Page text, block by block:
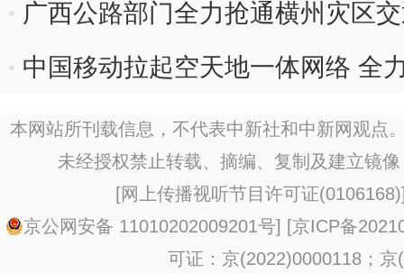
广西公路部门全力抢通横州灾区
中国移动拉起空天地一体网络 全
本网站所刊载信息，不代表中新社和中新网观点
未经授权禁止转载、摘编、复制及建立镜
[网上传播视听节目许可证(0106168)
京公网安备 11010202009201号] [京ICP备
可证：京(2022)0000118；京